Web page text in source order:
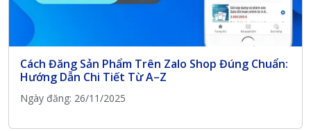
Cách Đăng Sản Phẩm Trên Zalo Shop Đúng Chuẩn:
Hướng Dẫn Chi Tiết Từ A–Z
Ngày đăng: 26/11/2025